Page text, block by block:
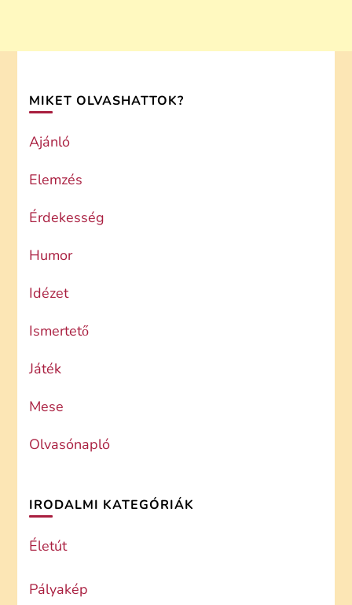
MIKET OLVASHATTOK?
Ajánló
Elemzés
Érdekesség
Humor
Idézet
Ismertető
Játék
Mese
Olvasónapló
IRODALMI KATEGÓRIÁK
Életút
Pályakép